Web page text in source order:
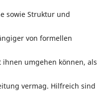
sowie Struktur und
von formellen
umgehen können, als
vermag. Hilfreich sind